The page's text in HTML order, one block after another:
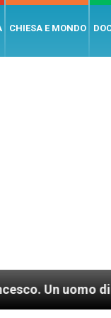
CHIESA E MONDO
di parola”,